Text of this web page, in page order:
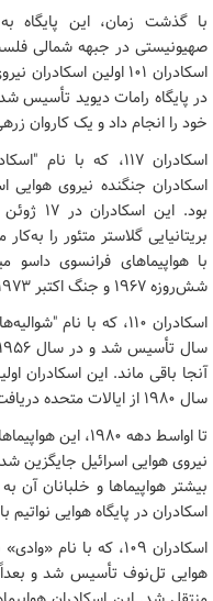
با گذشت زمان، این پایگاه
صهیونیستی در جبهه شمالی
در پایگاه رامات دیوید تأسیس
خود را انجام داد و یک کاروان
اسکادران ۱۱۷، که
اسکادران جنگنده نیروی هوایی
شش‌روزه ۱۹۶۷ و جنگ اکتبر ۱۹۷۳ شرکت کردند.
اسکادران ۱۱۰، که با
سال ۱۹۸۰ از ایالات متحده دریافت کرد.
بیشتر هواپیماها و خلبانان
اسکادران در پایگاه هوایی